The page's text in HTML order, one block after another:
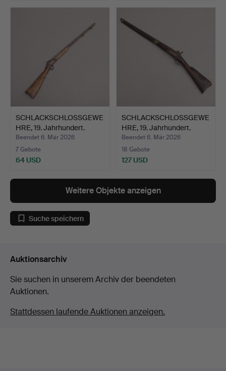
SCHLACKSCHLOSSGEWE
HRE, 19. Jahrhundert.
Beendet 6. Mär 2026
7 Gebote
64 USD
SCHLACKSCHLOSSGEWE
HRE, 19. Jahrhundert.
Beendet 6. Mär 2026
18 Gebote
127 USD
Weitere Objekte anzeigen
Suche speichern
Auktionsarchiv
Sie suchen in unserem Archiv der beendeten
Auktionen.
Stattdessen laufende Auktionen anzeigen.